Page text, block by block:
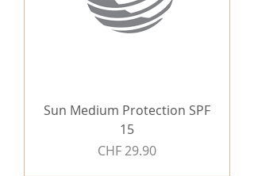
Sun Medium Protection SPF
15
Preis
CHF 29.90